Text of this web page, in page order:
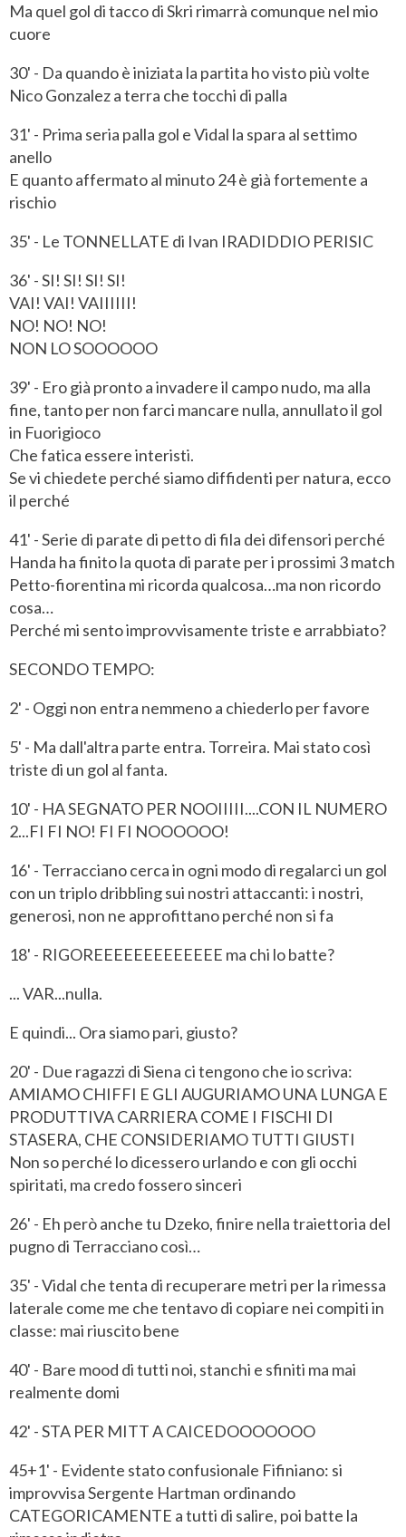
Ma quel gol di tacco di Skri rimarrà comunque nel mio
cuore
30' - Da quando è iniziata la partita ho visto più volte
Nico Gonzalez a terra che tocchi di palla
31' - Prima seria palla gol e Vidal la spara al settimo
anello
E quanto affermato al minuto 24 è già fortemente a
rischio
35' - Le TONNELLATE di Ivan IRADIDDIO PERISIC
36' - SI! SI! SI! SI!
VAI! VAI! VAIIIIII!
NO! NO! NO!
NON LO SOOOOOO
39' - Ero già pronto a invadere il campo nudo, ma alla
fine, tanto per non farci mancare nulla, annullato il gol
in Fuorigioco
Che fatica essere interisti.
Se vi chiedete perché siamo diffidenti per natura, ecco
il perché
41' - Serie di parate di petto di fila dei difensori perché
Handa ha finito la quota di parate per i prossimi 3 match
Petto-fiorentina mi ricorda qualcosa…ma non ricordo
cosa…
Perché mi sento improvvisamente triste e arrabbiato?
SECONDO TEMPO:
2' - Oggi non entra nemmeno a chiederlo per favore
5' - Ma dall'altra parte entra. Torreira. Mai stato così
triste di un gol al fanta.
10' - HA SEGNATO PER NOOIIIII....CON IL NUMERO
2...FI FI NO! FI FI NOOOOOO!
16' - Terracciano cerca in ogni modo di regalarci un gol
con un triplo dribbling sui nostri attaccanti: i nostri,
generosi, non ne approfittano perché non si fa
18' - RIGOREEEEEEEEEEEEE ma chi lo batte?
... VAR...nulla.
E quindi... Ora siamo pari, giusto?
20' - Due ragazzi di Siena ci tengono che io scriva:
AMIAMO CHIFFI E GLI AUGURIAMO UNA LUNGA E
PRODUTTIVA CARRIERA COME I FISCHI DI
STASERA, CHE CONSIDERIAMO TUTTI GIUSTI
Non so perché lo dicessero urlando e con gli occhi
spiritati, ma credo fossero sinceri
26' - Eh però anche tu Dzeko, finire nella traiettoria del
pugno di Terracciano così…
35' - Vidal che tenta di recuperare metri per la rimessa
laterale come me che tentavo di copiare nei compiti in
classe: mai riuscito bene
40' - Bare mood di tutti noi, stanchi e sfiniti ma mai
realmente domi
42' - STA PER MITT A CAICEDOOOOOOO
45+1' - Evidente stato confusionale Fifiniano: si
improvvisa Sergente Hartman ordinando
CATEGORICAMENTE a tutti di salire, poi batte la